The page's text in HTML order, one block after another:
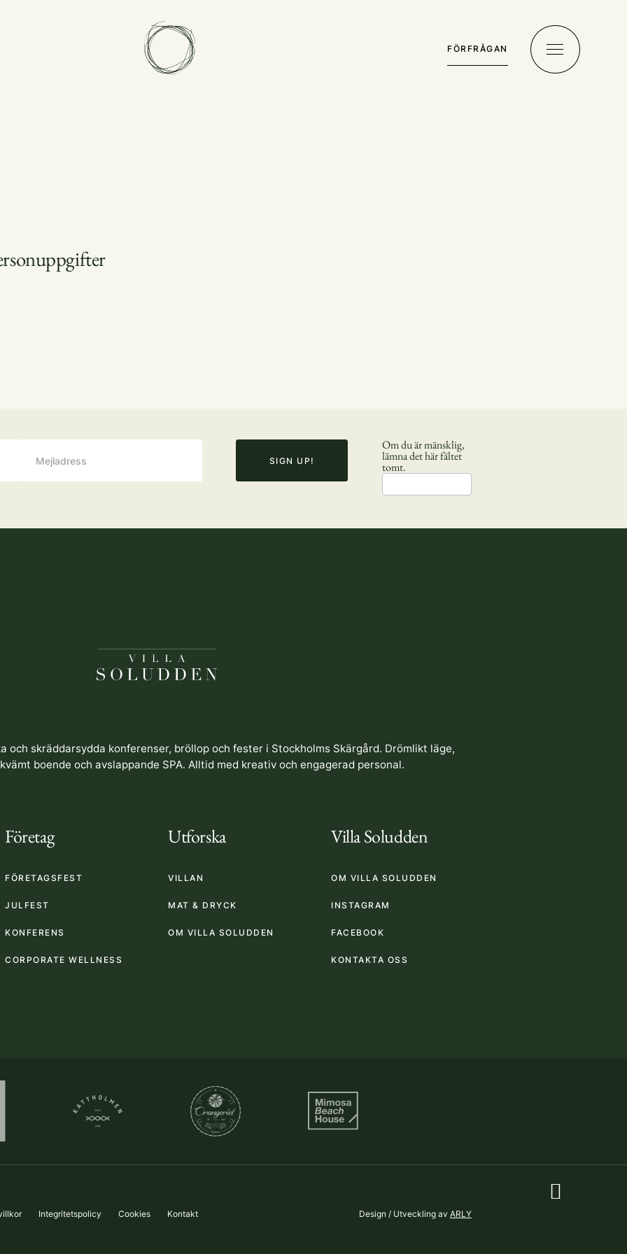
FÖRFRÅGAN
SIGN UP!
Om du är mänsklig,
lämna det här fältet
tomt.
och skräddarsydda konferenser, bröllop och fester i Stockholms Skärgård. Drömlikt läge,
boende och avslappande SPA. Alltid med kreativ och engagerad personal.
Företag
FÖRETAGSFEST
JULFEST
KONFERENS
CORPORATE WELLNESS
Utforska
VILLAN
MAT & DRYCK
OM VILLA SOLUDDEN
Villa Soludden
OM VILLA SOLUDDEN
INSTAGRAM
FACEBOOK
KONTAKTA OSS
Integritetspolicy Cookies Kontakt Design / Utveckling av ARLY